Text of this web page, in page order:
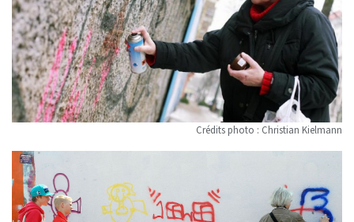
Crédits photo : Christian Kielmann